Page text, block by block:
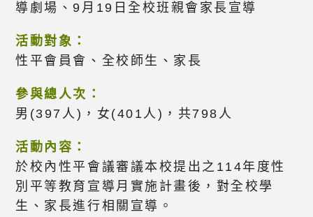
導劇場、9月19日全校班親會家長宣導
活動對象：
性平會員會、全校師生、家長
參與總人次：
男(397人)，女(401人)，共798人
活動內容：
於校內性平會議審議本校提出之114年度性
別平等教育宣導月實施計畫後，對全校學
生、家長進行相關宣導。